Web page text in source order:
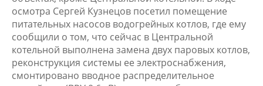
осмотра Сергей Кузнецов посетил помещение
питательных насосов водогрейных котлов, где ему
сообщили о том, что сейчас в Центральной
котельной выполнена замена двух паровых котлов,
реконструкция системы ее электроснабжения,
смонтировано вводное распределительное